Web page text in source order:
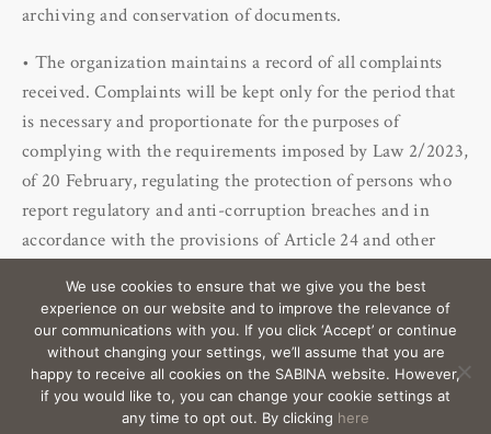
archiving and conservation of documents.
• The organization maintains a record of all complaints
received. Complaints will be kept only for the period that
is necessary and proportionate for the purposes of
complying with the requirements imposed by Law 2/2023,
of 20 February, regulating the protection of persons who
report regulatory and anti-corruption breaches and in
accordance with the provisions of Article 24 and other
on the Protection of Personal Data and guarantee of digital
rights.
EMAILsabina@Sabina-estates.com |
Copyright Sabina
We use cookies to ensure that we give you the best
experience on our website and to improve the relevance of
our communications with you. If you click ‘Accept’ or continue
without changing your settings, we’ll assume that you are
happy to receive all cookies on the SABINA website. However,
if you would like to, you can change your cookie settings at
any time to opt out. By clicking here